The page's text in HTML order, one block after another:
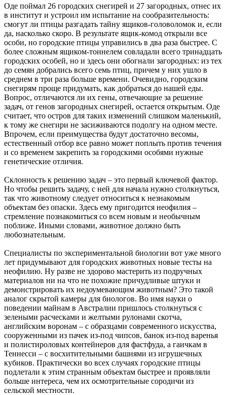
Оде поймал 26 городских снегирей и 27 загородных, отнес их
в институт и устроил им испытание на сообразительность:
смогут ли птицы разгадать тайну ящиков-головоломок и, если
да, насколько скоро. В результате ящик-комод открыли все
особи, но городские птицы управились в два раза быстрее. С
более сложным ящиком-тоннелем совладали всего тринадцать
городских особей, но и здесь они обогнали загородных: из тех
до семян добрались всего семь птиц, причем у них ушло в
среднем в три раза больше времени. Очевидно, городским
снегирям проще придумать, как добраться до нашей еды.
Вопрос, отличаются ли их гены, отвечающие за решение
задач, от генов загородных снегирей, остается открытым. Оде
считает, что остров для таких изменений слишком маленький,
к тому же снегири не засиживаются подолгу на одном месте.
Впрочем, если преимущества будут достаточно весомы,
естественный отбор все равно может поплыть против течения
и со временем закрепить за городскими особями нужные
генетические отличия.
Склонность к решению задач – это первый ключевой фактор.
Но чтобы решить задачу, с ней для начала нужно столкнуться,
так что животному следует относиться к незнакомым
объектам без опаски. Здесь ему пригодится неофилия –
стремление познакомиться со всем новым и необычным
поближе. Иными словами, животное должно быть
любознательным.
Специалисты по экспериментальной биологии вот уже много
лет придумывают для городских животных новые тесты на
неофилию. Ну разве не здорово мастерить из подручных
материалов ни на что не похожие причудливые штуки и
демонстрировать их недоумевающим животным? Это такой
аналог скрытой камеры для биологов. Во имя науки о
поведении майнам в Австралии пришлось столкнуться с
зелеными расческами и желтыми рулонами скотча,
английским воронам – с образцами современного искусства,
сооруженными из пачек из-под чипсов, банок из-под варенья
и полистироловых контейнеров для фастфуда, а гаичкам в
Теннесси – с восхитительными башнями из игрушечных
кубиков. Практически во всех случаях городские птицы
подлетали к этим странным объектам быстрее и проявляли
больше интереса, чем их осмотрительные сородичи из
сельской местности.